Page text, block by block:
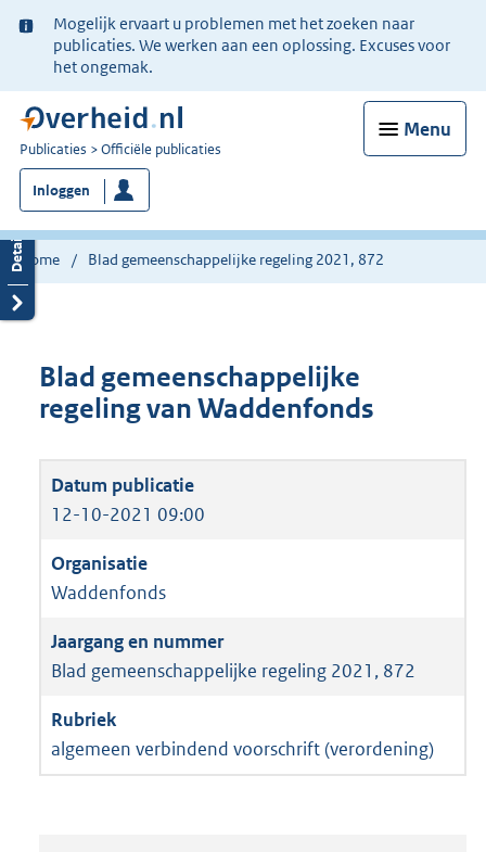
Ter
informatie:
Mogelijk ervaart u problemen met het zoeken naar
publicaties. We werken aan een oplossing. Excuses voor
het ongemak.
Menu
U
bent
nu
hier:
Publicaties Officiële publicaties
Inloggen
Home Blad gemeenschappelijke regeling 2021, 872
Blad gemeenschappelijke
regeling van Waddenfonds
12-10-2021 09:00
Waddenfonds
Blad gemeenschappelijke regeling 2021, 872
algemeen verbindend voorschrift (verordening)